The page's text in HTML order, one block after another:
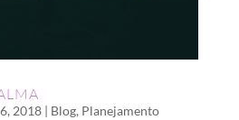
2018| Blog, Planejamento